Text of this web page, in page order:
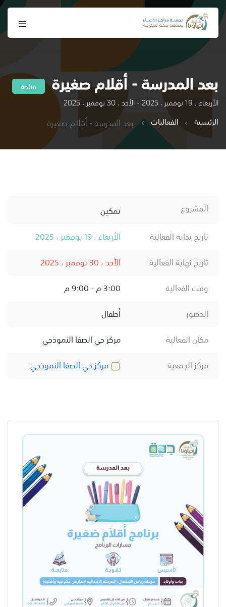
بعد المدرسة - أقلام صغيرة متاحة
الأربعاء ، 19 نوفمبر ، 2025 - الأحد ، 30 نوفمبر ، 2025
الرئيسية
الفعاليات بعد المدرسة - أقلام صغيرة
المشروع
تمكين
تاريخ بداية الفعالية
الأربعاء ، 19 نوفمبر ، 2025
تاريخ نهاية الفعالية
الأحد ، 30 نوفمبر ، 2025
وقت الفعالية
3:00 م - 9:00 م
الحضور
أطفال
مكان الفعالية
مركز حي الصفا النموذجي
مركز الجمعية
مركز حي الصفا النموذجي